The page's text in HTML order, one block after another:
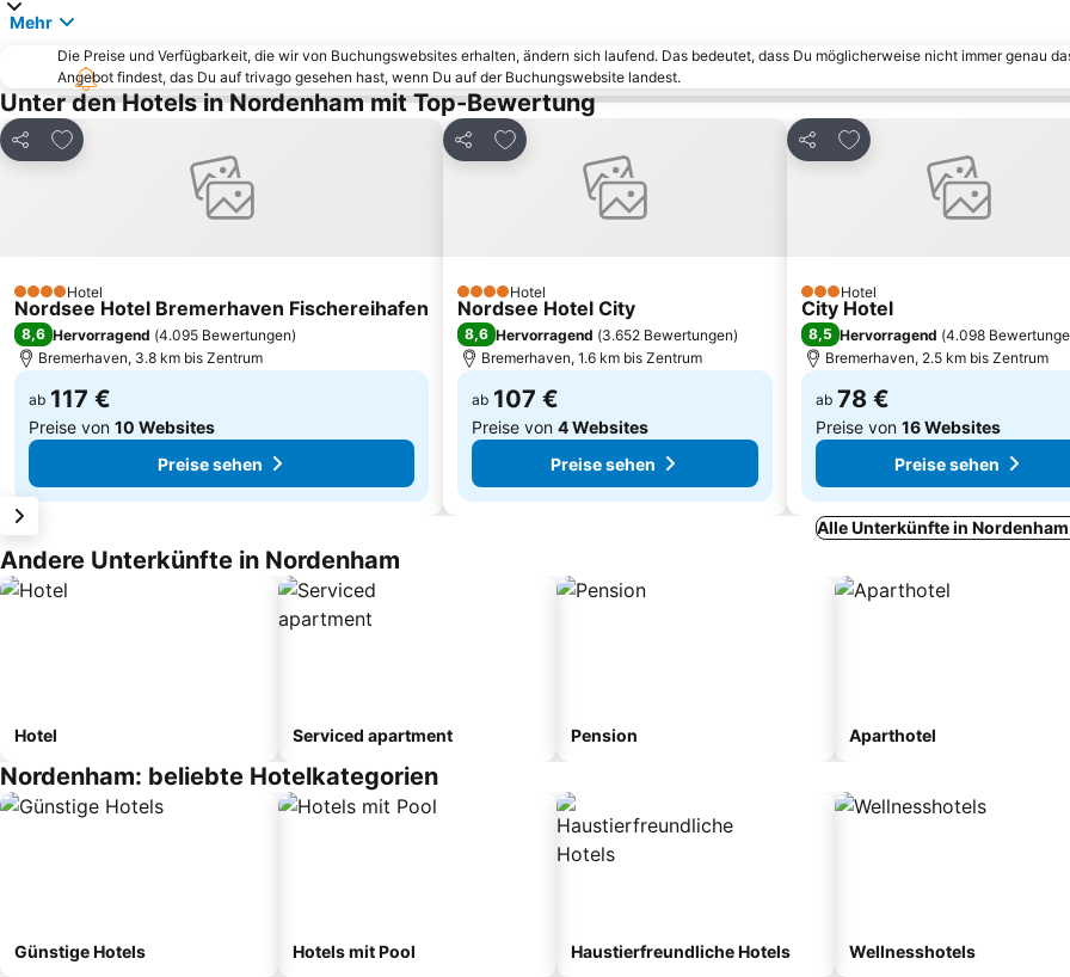
Mehr
Die Preise und Verfügbarkeit, die wir von Buchungswebsites erhalten, ändern sich laufend. Das bedeutet, dass Du möglicherweise nicht immer genau
Angebot findest, das Du auf trivago gesehen hast, wenn Du auf der Buchungswebsite landest.
Unter den Hotels in Nordenham mit Top-Bewertung
Teilen
Zu Favoriten hinzufügen
4 SterneHotel
Nordsee Hotel Bremerhaven Fischereihafen
8,6 Hervorragend (4.095 Bewertungen)
Bremerhaven, 3.8 km bis Zentrum
ab 117 €
Preise von 10 Websites
Preise sehen
Teilen
Zu Favoriten hinzufügen
4 SterneHotel
Nordsee Hotel City
8,6 Hervorragend (3.652 Bewertungen)
Bremerhaven, 1.6 km bis Zentrum
ab 107 €
Preise von 4 Websites
Preise sehen
Teilen
Zu Favoriten hinzufügen
3 Sterne
Hotel
City Hotel
8,5 Hervorragend (4.098
Bremerhaven, 2.5 km bis Zentrum
ab 78 €
Preise von 16 Websites
Preise sehen
Alle Unterkünfte in
Andere Unterkünfte in Nordenham
Hotel Serviced apartment Pension Aparthotel
Nordenham: beliebte Hotelkategorien
Günstige Hotels Hotels mit Pool Haustierfreundliche Hotels Wellnesshotels